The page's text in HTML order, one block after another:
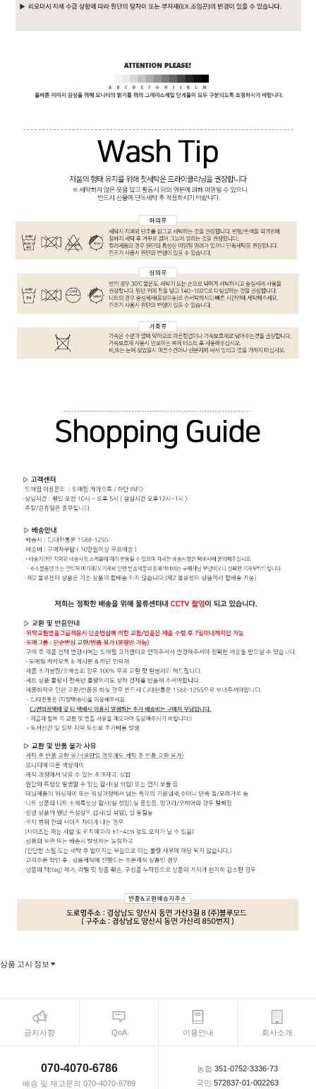
상품 고시 정보
공지사항 QnA 이용안내 회사소개
070-4070-6786
배송 및 재고문의 070-4070-6789
농협 351-0752-3336-73
국민 572837-01-002263